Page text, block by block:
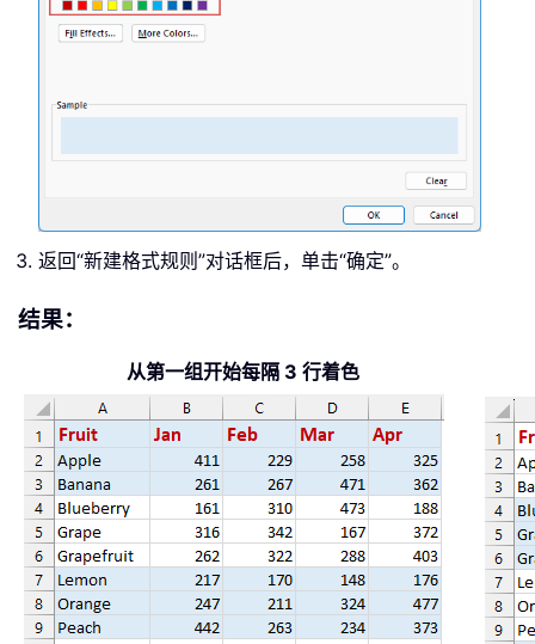
返回“新建格式规则”对话框后，单击“确定”。
结果：
从第一组开始每隔 3 行着色